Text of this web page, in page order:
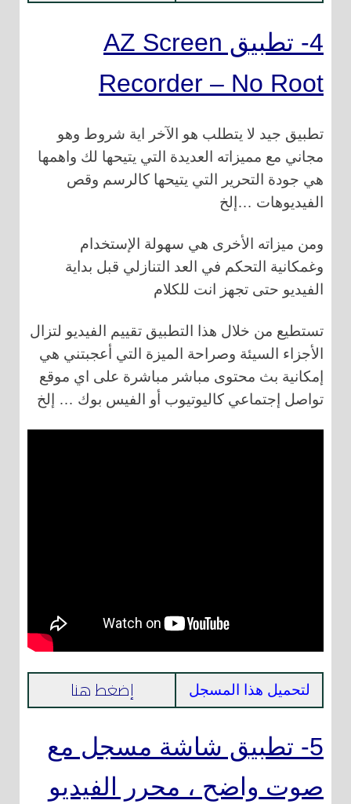
4- تطبيق AZ Screen
Recorder – No Root‏
تطبيق جيد لا يتطلب هو الآخر اية شروط وهو
مجاني مع مميزاته العديدة التي يتيحها لك واهمها
هي جودة التحرير التي يتيحها كالرسم وقص
الفيديوهات …إلخ
ومن ميزاته الأخرى هي سهولة الإستخدام
وغمكانية التحكم في العد التنازلي قبل بداية
الفيديو حتى تجهز انت للكلام
تستطيع من خلال هذا التطبيق تقييم الفيديو لتزال
الأجزاء السيئة وصراحة الميزة التي أعجبتني هي
إمكانية بث محتوى مباشر مباشرة على اي موقع
تواصل إجتماعي كاليوتيوب أو الفيس بوك … إلخ
لتحميل هذا المسجل إضغط هنا
5- تطبيق شاشة مسجل مع
صوت واضح ، محرر الفيديو